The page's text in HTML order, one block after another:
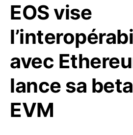
EOS vise
avec
lance sa beta
EVM